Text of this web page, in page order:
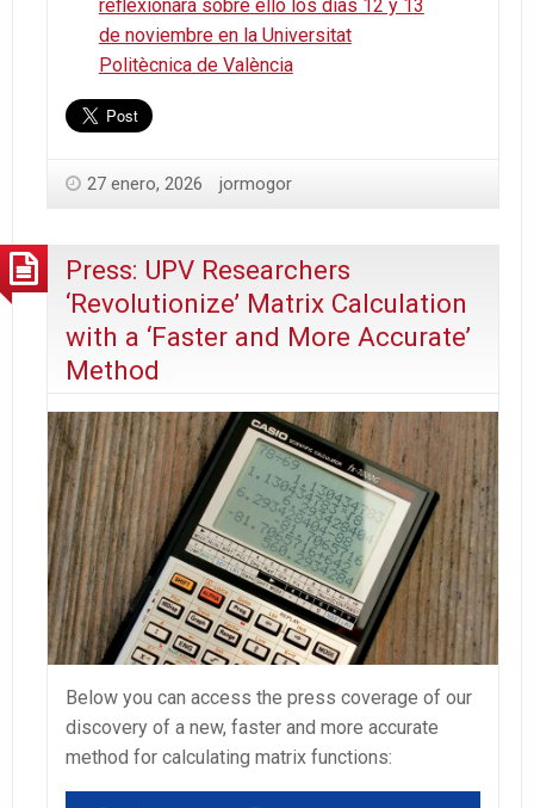
reflexionará sobre ello los días 12 y 13
de noviembre en la Universitat
Politècnica de València
27 enero, 2026 jormogor
Press: UPV Researchers
‘Revolutionize’ Matrix Calculation
with a ‘Faster and More Accurate’
Method
Below you can access the press coverage of our
discovery of a new, faster and more accurate
method for calculating matrix functions: